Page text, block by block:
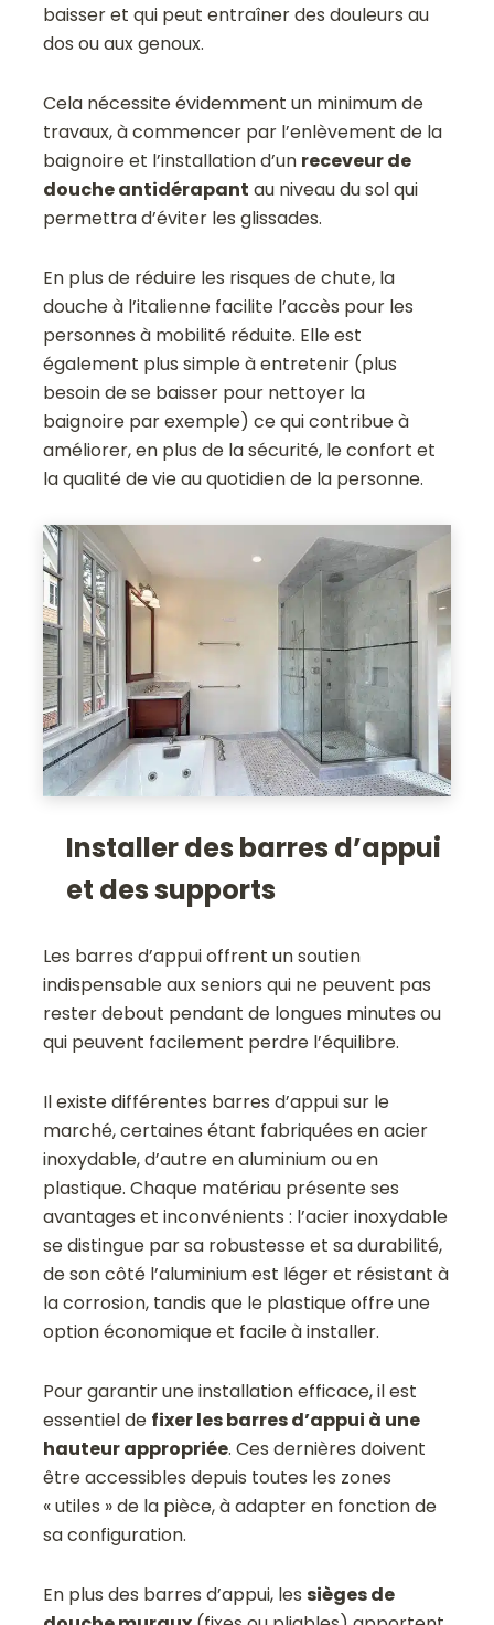
baisser et qui peut entraîner des douleurs au
dos ou aux genoux.
Cela nécessite évidemment un minimum de
travaux, à commencer par l’enlèvement de la
baignoire et l’installation d’un receveur de
douche antidérapant au niveau du sol qui
permettra d’éviter les glissades.
En plus de réduire les risques de chute, la
douche à l’italienne facilite l’accès pour les
personnes à mobilité réduite. Elle est
également plus simple à entretenir (plus
besoin de se baisser pour nettoyer la
baignoire par exemple) ce qui contribue à
améliorer, en plus de la sécurité, le confort et
la qualité de vie au quotidien de la personne.
Installer des barres d’appui
et des supports
Les barres d’appui offrent un soutien
indispensable aux seniors qui ne peuvent pas
rester debout pendant de longues minutes ou
qui peuvent facilement perdre l’équilibre.
Il existe différentes barres d’appui sur le
marché, certaines étant fabriquées en acier
inoxydable, d’autre en aluminium ou en
plastique. Chaque matériau présente ses
avantages et inconvénients : l’acier inoxydable
se distingue par sa robustesse et sa durabilité,
de son côté l’aluminium est léger et résistant à
la corrosion, tandis que le plastique offre une
option économique et facile à installer.
Pour garantir une installation efficace, il est
essentiel de fixer les barres d’appui à une
hauteur appropriée. Ces dernières doivent
être accessibles depuis toutes les zones
« utiles » de la pièce, à adapter en fonction de
sa configuration.
En plus des barres d’appui, lessièges de